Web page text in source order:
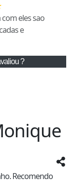
eles sao
e
?
Recomendo